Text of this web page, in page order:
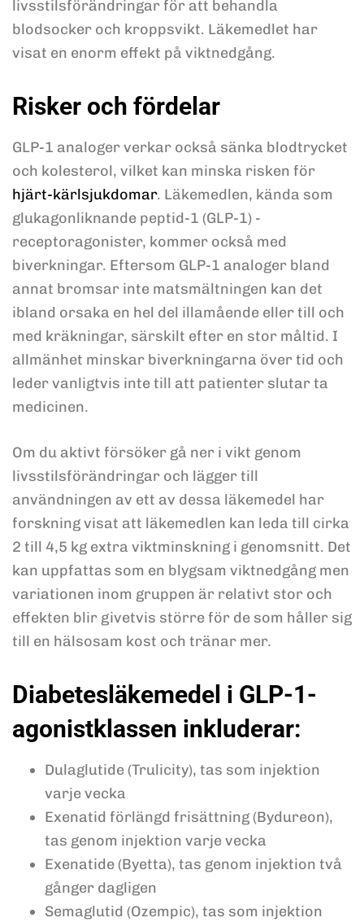
livsstilsförändringar för att behandla
blodsocker och kroppsvikt. Läkemedlet har
visat en enorm effekt på viktnedgång.
Risker och fördelar
GLP-1 analoger verkar också sänka blodtrycket
och kolesterol, vilket kan minska risken för
hjärt-kärlsjukdomar. Läkemedlen, kända som
glukagonliknande peptid-1 (GLP-1) -
receptoragonister, kommer också med
biverkningar. Eftersom GLP-1 analoger bland
annat bromsar inte matsmältningen kan det
ibland orsaka en hel del illamående eller till och
med kräkningar, särskilt efter en stor måltid. I
allmänhet minskar biverkningarna över tid och
leder vanligtvis inte till att patienter slutar ta
medicinen.
Om du aktivt försöker gå ner i vikt genom
livsstilsförändringar och lägger till
användningen av ett av dessa läkemedel har
forskning visat att läkemedlen kan leda till cirka
2 till 4,5 kg extra viktminskning i genomsnitt. Det
kan uppfattas som en blygsam viktnedgång men
variationen inom gruppen är relativt stor och
effekten blir givetvis större för de som håller sig
till en hälsosam kost och tränar mer.
Diabetesläkemedel i GLP-1-
agonistklassen inkluderar:
Dulaglutide (Trulicity), tas som injektion
varje vecka
Exenatid förlängd frisättning (Bydureon),
tas genom injektion varje vecka
Exenatide (Byetta), tas genom injektion två
gånger dagligen
Semaglutid (Ozempic), tas som injektion